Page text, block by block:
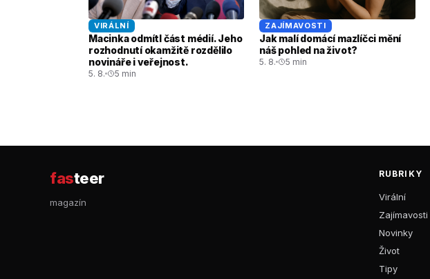
VIRÁLNÍ
Macinka odmítl část médií. Jeho
rozhodnutí okamžitě rozdělilo
novináře i veřejnost.
5. 8. 5 min
ZAJÍMAVOSTI
Jak malí domácí mazlíčci mění
náš pohled na život?
5. 8. 5 min
fasteer
magazín
RUBRIKY
Virální
Zajímavosti
Novinky
Život
Tipy